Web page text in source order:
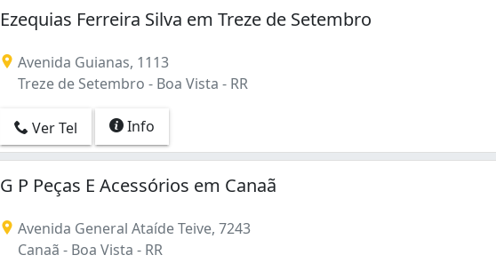
Ezequias Ferreira Silva em Treze de Setembro
Avenida Guianas, 1113
Treze de Setembro - Boa Vista - RR
Ver Tel Info
G P Peças E Acessórios em Canaã
Avenida General Ataíde Teive, 7243
Canaã - Boa Vista - RR